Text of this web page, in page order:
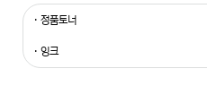
· 정품토너
· 잉크